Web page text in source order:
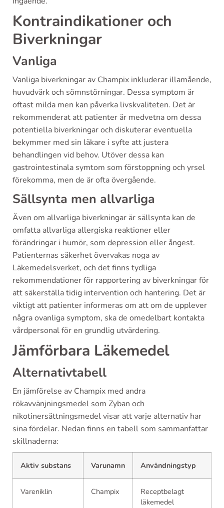
Kontraindikationer och
Biverkningar
Vanliga
Vanliga biverkningar av Champix inkluderar illamående,
huvudvärk och sömnstörningar. Dessa symptom är
oftast milda men kan påverka livskvaliteten. Det är
rekommenderat att patienter är medvetna om dessa
potentiella biverkningar och diskuterar eventuella
bekymmer med sin läkare i syfte att justera
behandlingen vid behov. Utöver dessa kan
gastrointestinala symtom som förstoppning och yrsel
förekomma, men de är ofta övergående.
Sällsynta men allvarliga
Även om allvarliga biverkningar är sällsynta kan de
omfatta allvarliga allergiska reaktioner eller
förändringar i humör, som depression eller ångest.
Patienternas säkerhet övervakas noga av
Läkemedelsverket, och det finns tydliga
rekommendationer för rapportering av biverkningar för
att säkerställa tidig intervention och hantering. Det är
viktigt att patienter informeras om att om de upplever
några ovanliga symptom, ska de omedelbart kontakta
vårdpersonal för en grundlig utvärdering.
Jämförbara Läkemedel
Alternativtabell
En jämförelse av Champix med andra
rökavvänjningsmedel som Zyban och
nikotinersättningsmedel visar att varje alternativ har
sina fördelar. Nedan finns en tabell som sammanfattar
skillnaderna:
Aktiv substans Varunamn Användningstyp
Vareniklin Champix
Receptbelagt
läkemedel